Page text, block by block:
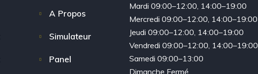
A Propos
Simulateur
Panel
Mardi 09:00–12:00, 14:00–19:00
Mercredi 09:00–12:00, 14:00–19:00
Jeudi 09:00–12:00, 14:00–19:00
Vendredi 09:00–12:00, 14:00–19:00
Samedi 09:00–13:00
Dimanche Fermé